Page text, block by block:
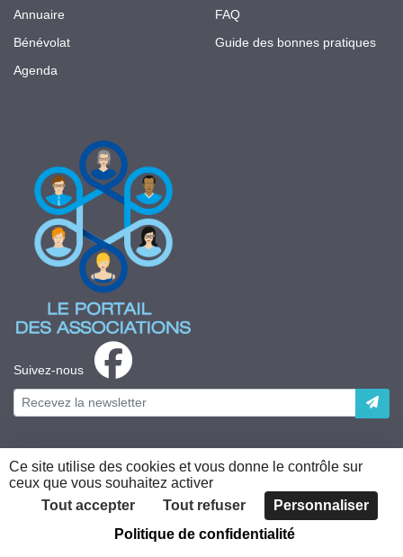
Suivez-nous
Annuaire
Bénévolat
Agenda
FAQ
Guide des bonnes pratiques
Plateforme développée en France par
Ce site utilise des cookies et vous donne le contrôle sur
ceux que vous souhaitez activer
Tout accepter
Tout refuser
Personnaliser
Politique de confidentialité